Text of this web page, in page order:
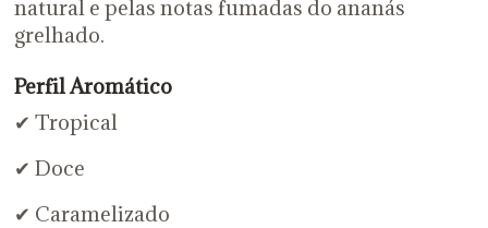
natural e pelas notas fumadas do ananás
grelhado.
Perfil Aromático
✔ Tropical
✔ Doce
✔ Caramelizado